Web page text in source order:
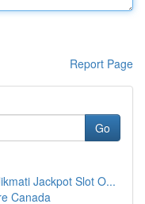
Report Page
Go
Jackpot Slot O...
Canada